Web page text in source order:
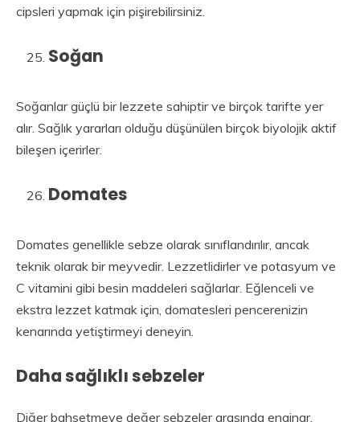
cipsleri yapmak için pişirebilirsiniz.
Soğan
Soğanlar güçlü bir lezzete sahiptir ve birçok tarifte yer
alır. Sağlık yararları olduğu düşünülen birçok biyolojik aktif
bileşen içerirler.
Domates
Domates genellikle sebze olarak sınıflandırılır, ancak
teknik olarak bir meyvedir. Lezzetlidirler ve potasyum ve
C vitamini gibi besin maddeleri sağlarlar. Eğlenceli ve
ekstra lezzet katmak için, domatesleri pencerenizin
kenarında yetiştirmeyi deneyin.
Daha sağlıklı sebzeler
Diğer bahsetmeye değer sebzeler arasında enginar,